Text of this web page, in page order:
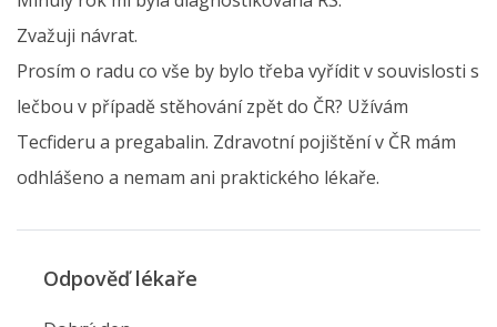
Zvažuji návrat.
Prosím o radu co vše by bylo třeba vyřídit v souvislosti s
lečbou v případě stěhování zpět do ČR? Užívám
Tecfideru a pregabalin. Zdravotní pojištění v ČR mám
odhlášeno a nemam ani praktického lékaře.
Odpověď lékaře